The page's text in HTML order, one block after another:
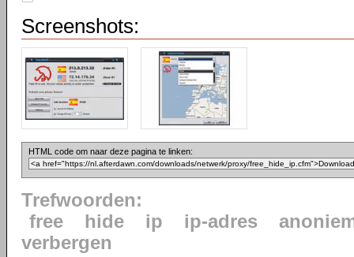
Screenshots:
HTML code om naar deze pagina te linken:
Trefwoorden:
free
hide ip ip-adres
verbergen